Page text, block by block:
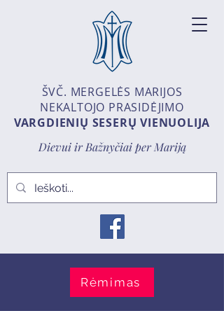
ŠVČ. MERGELĖS MARIJOS
NEKALTOJO PRASIDĖJIMO
VARGDIENIŲ SESERŲ VIENUOLIJA
Dievui ir Bažnyčiai per Mariją
Rėmimas